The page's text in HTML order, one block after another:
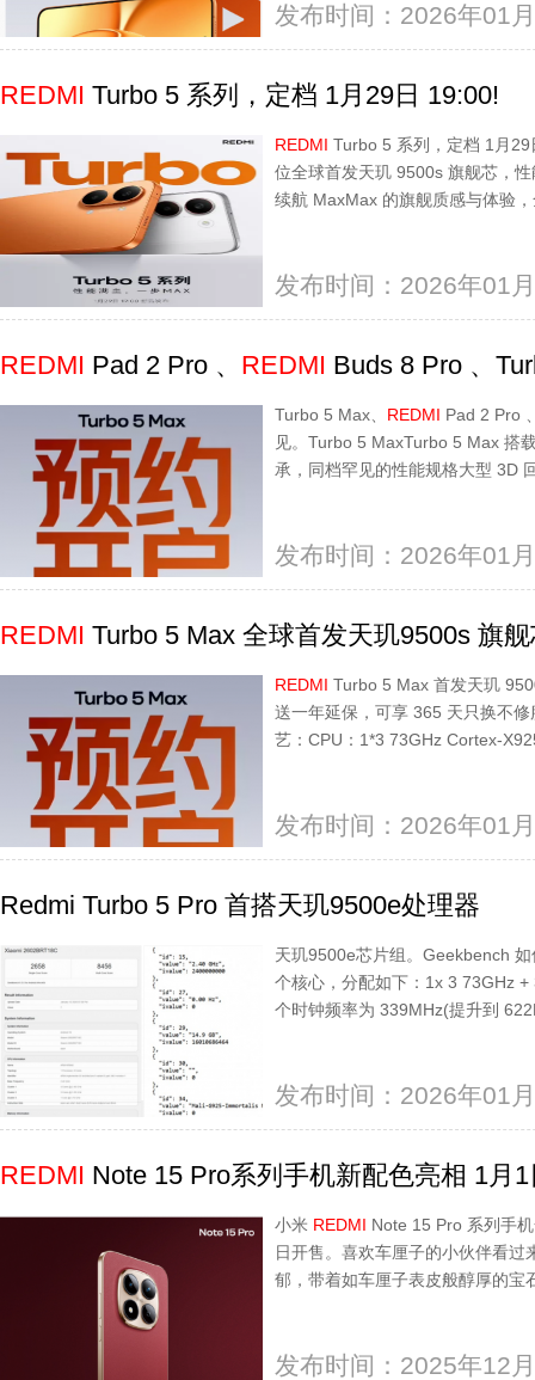
发布时间：2026年01
REDMI Turbo 5 系列，定档 1月29日 19:00!
REDMI Turbo 5 系列，定档 1月
位全球首发天玑 9500s 旗舰芯，
续航 MaxMax 的旗舰质感与体验
发布时间：2026年01
REDMI Pad 2 Pro 、 REDMI Buds 8 Pro 、
Turbo 5 Max、 REDMI Pad 2 Pro
见。Turbo 5 MaxTurbo 5 Max 搭
承，同档罕见的性能规格大型 3D
发布时间：2026年01
REDMI Turbo 5 Max 全球首发天玑9500s 旗
REDMI Turbo 5 Max 首发天玑
送一年延保，可享 365 天只换不
艺：CPU：1*3 73GHz Cortex-
发布时间：2026年01
Redmi Turbo 5 Pro 首搭天玑9500e处理器
天玑9500e芯片组。Geekbench
个核心，分配如下：1x 3 73GHz
个时钟频率为 339MHz(提升到
发布时间：2026年01
REDMI Note 15 Pro系列手机新配色亮相 1月
小米 REDMI Note 15 Pro 系列手
日开售。喜欢车厘子的小伙伴看
郁，带着如车厘子表皮般醇厚的宝
发布时间：2025年12